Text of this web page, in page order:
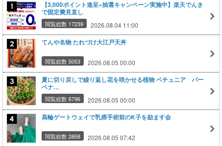
【3,000ポイント進呈×抽選キャンペーン実施中】楽天でんき
で固定費見直し
閲覧総数 17239 2026.08.04 11:00
てんや名物 たれづけ大江戸天丼
閲覧総数 5053 2026.08.05 00:00
夏に切り戻しで繰り返し花を咲かせる植物 ペチュニア バー
ベナ…
閲覧総数 6796 2026.08.05 00:00
高輪ゲートウェイで乳癌手術前のK子を励ます会
閲覧総数 2858 2026.08.05 07:42